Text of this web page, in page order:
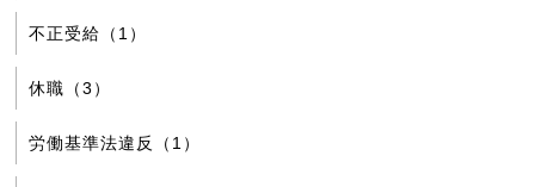
不正受給（1）
休職（3）
労働基準法違反（1）